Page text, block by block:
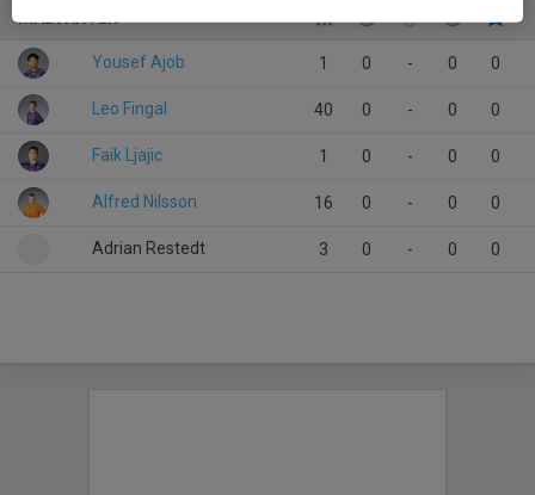
MÅLVAKTER
Yousef Ajob 1 0 - 0 0
Leo Fingal 40 0 - 0 0
Faik Ljajic 1 0 - 0 0
Alfred Nilsson 16 0 - 0 0
Adrian Restedt 3 0 - 0 0